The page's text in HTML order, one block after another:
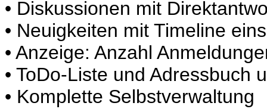
• Diskussionen mit
• Neuigkeiten mit Timeline
• Anzeige: Anzahl
• ToDo-Liste und Adressbuch
• Komplette Selbstverwaltung